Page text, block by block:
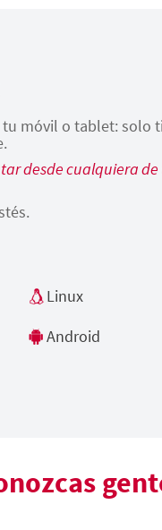
móvil o tablet: solo
desde cualquiera de
Linux
Android